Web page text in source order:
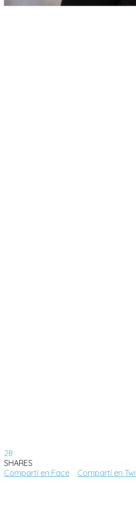
28
SHARES
Compartí en Face
Compartí en